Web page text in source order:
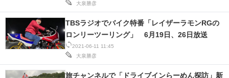
大泉勝彦
2021-06-11 11:45
大泉勝彦
TBSラジオでバイク特番「レイザーラモンRGの
ロンリーツーリング」 6月19日、26日放送
旅チャンネルで「ドライブインらーめん探訪」新